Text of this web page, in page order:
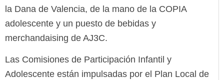
la Dana de Valencia, de la mano de la COPIA
adolescente y un puesto de bebidas y
merchandaising de AJ3C.
Las Comisiones de Participación Infantil y
Adolescente están impulsadas por el Plan Local de